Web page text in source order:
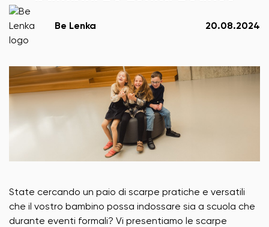
Be Lenka 20.08.2024
State cercando un paio di scarpe pratiche e versatili
che il vostro bambino possa indossare sia a scuola che
durante eventi formali? Vi presentiamo le scarpe